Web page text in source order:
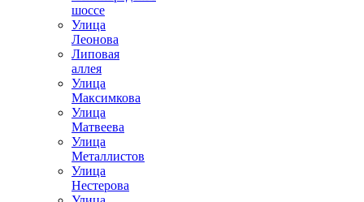
шоссе
Улица
Леонова
Липовая
аллея
Улица
Максимкова
Улица
Матвеева
Улица
Металлистов
Улица
Нестерова